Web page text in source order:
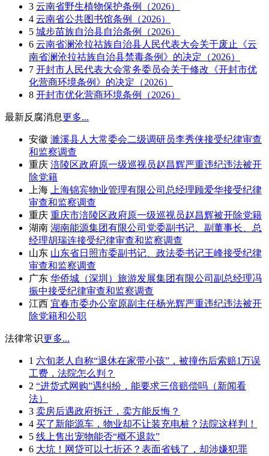
3 云南省野生植物保护条例（2026）
4 云南省公共图书馆条例（2026）
5 城步苗族自治县自治条例（2026）
6 云南省澜沧拉祜族自治县人民代表大会关于废止《云
南省澜沧拉祜族自治县禁毒条例》的决定（2026）
7 开封市人民代表大会常务委员会关于修改《开封市优
化营商环境条例》的决定（2026）
8 开封市优化营商环境条例（2026）
最新反腐消息更多...
安徽 濉溪县人大常委会二级调研员李秀侠接受纪律审查
和监察调查
重庆 涪陵区政府原一级巡视员赵昌辉严重违纪违法被开
除党籍
上海
上海锦宾物业管理有限公司总经理顾爱华接受纪律
审查和监察调查
重庆 重庆市涪陵区政府原一级巡视员赵昌辉被开除党籍
湖南 湖南能源集团有限公司党委副书记、副董事长、总
经理胡瑞连接受纪律审查和监察调查
山东 山东省日照市委副书记、政法委书记王峰接受纪律
审查和监察调查
广东 华侨城（深圳）旅游发展集团有限公司副总经理冯
振中接受纪律审查和监察调查
江西 宜春市委办公室原副主任杨光辉严重违纪违法被开
除党籍和公职
法律常识更多...
1 六旬老人自称“退休在家带小孩”，被撞伤后索赔1万误
工费，法院怎么判？
2 “进货式网购”遇纠纷，能要求三倍赔偿吗（新闻看
法）
3 卖房后遇政府拆迁，卖方能反悔？
4 买了新能源车，物业却不让装充电桩？法院这样判！
5 线上售出宠物能否“概不退款”
6 大坑！网贷可以七折还？表面省钱了，却涉嫌犯罪